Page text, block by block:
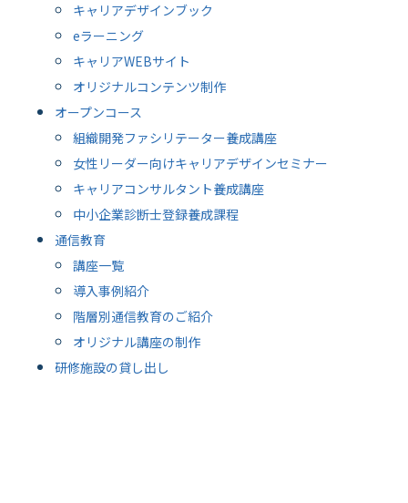
キャリアデザインブック
eラーニング
キャリアWEBサイト
オリジナルコンテンツ制作
オープンコース
組織開発ファシリテーター養成講座
女性リーダー向けキャリアデザインセミナー
キャリアコンサルタント養成講座
中小企業診断士登録養成課程
通信教育
講座一覧
導入事例紹介
階層別通信教育のご紹介
オリジナル講座の制作
研修施設の貸し出し